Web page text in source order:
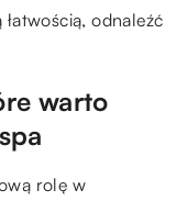
odnaleźć
warto
rolę w